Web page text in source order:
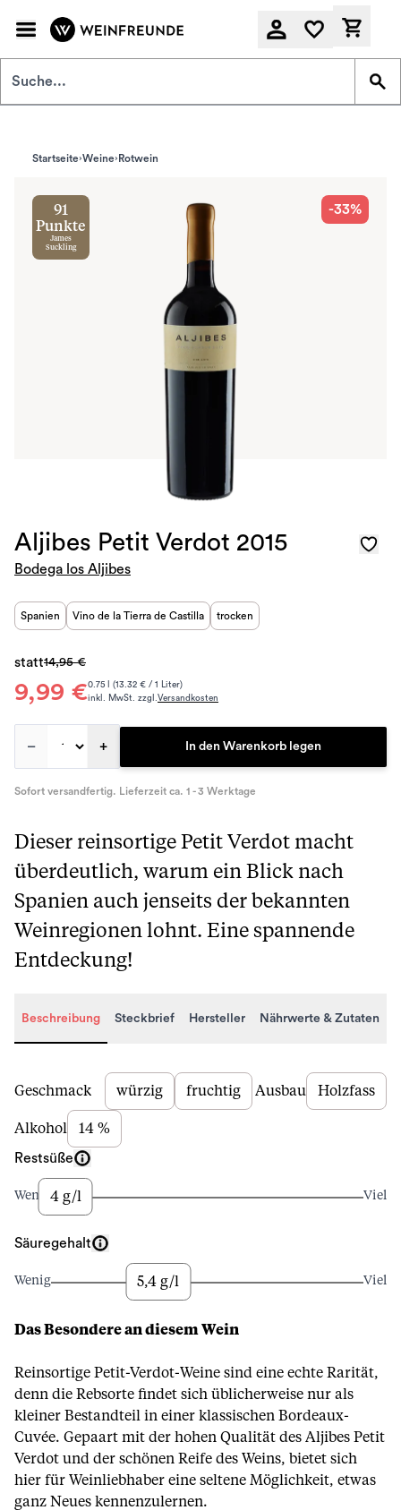
Startseite Weine Rotwein
91
Punkte
James
Suckling
-33%
Aljibes Petit Verdot 2015
Bodega los Aljibes
Spanien Vino de la Tierra de Castilla trocken
9,99 €
statt14,95 €
0.75 l (13.32 € / 1 Liter)
inkl. MwSt. zzgl.Versandkosten
– + In den Warenkorb legen
Sofort versandfertig. Lieferzeit ca. 1 - 3 Werktage
Dieser reinsortige Petit Verdot macht
überdeutlich, warum ein Blick nach
Spanien auch jenseits der bekannten
Weinregionen lohnt. Eine spannende
Entdeckung!
Beschreibung Steckbrief Hersteller Nährwerte & Zutaten
Beschreibung
Geschmack würzig fruchtig Ausbau Holzfass
Alkohol 14 %
Restsüße
Wenig4 g/l Viel
Säuregehalt
Wenig 5,4 g/l Viel
Das Besondere an diesem Wein
Reinsortige Petit-Verdot-Weine sind eine echte Rarität,
denn die Rebsorte findet sich üblicherweise nur als
kleiner Bestandteil in einer klassischen Bordeaux-
Cuvée. Gepaart mit der hohen Qualität des Aljibes Petit
Verdot und der schönen Reife des Weins, bietet sich
hier für Weinliebhaber eine seltene Möglichkeit, etwas
ganz Neues kennenzulernen.